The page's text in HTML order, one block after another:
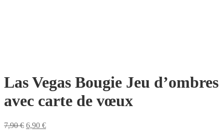
Las Vegas Bougie Jeu d’ombres
avec carte de vœux
7,90€ Le
6,90 €Le